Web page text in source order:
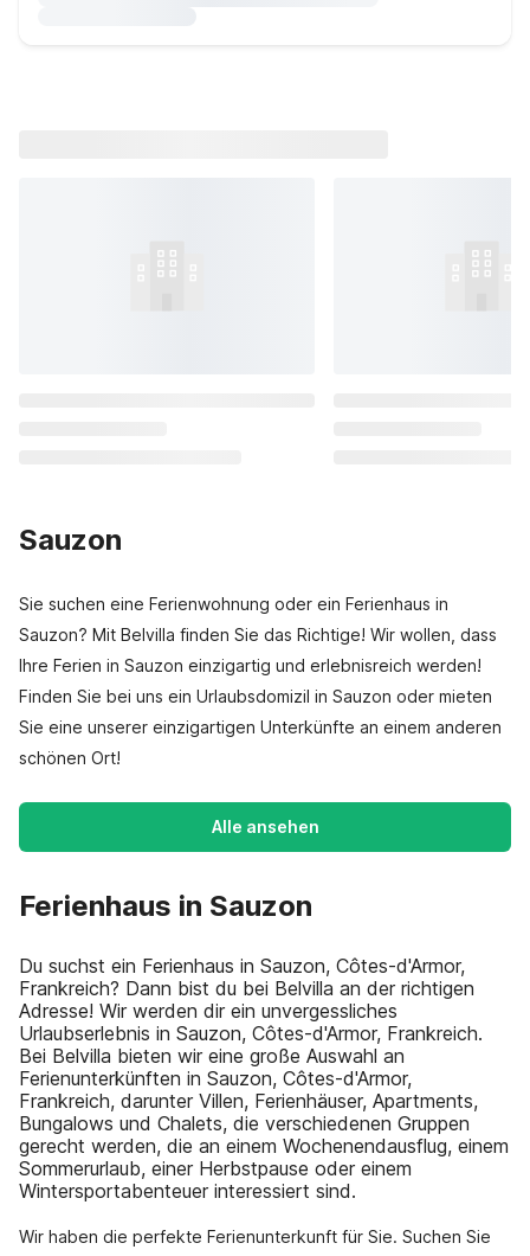
Sauzon
Sie suchen eine Ferienwohnung oder ein Ferienhaus in
Sauzon? Mit Belvilla finden Sie das Richtige! Wir wollen, dass
Ihre Ferien in Sauzon einzigartig und erlebnisreich werden!
Finden Sie bei uns ein Urlaubsdomizil in Sauzon oder mieten
Sie eine unserer einzigartigen Unterkünfte an einem anderen
schönen Ort!
Alle ansehen
Ferienhaus in Sauzon
Du suchst ein Ferienhaus in Sauzon, Côtes-d'Armor,
Frankreich? Dann bist du bei Belvilla an der richtigen
Adresse! Wir werden dir ein unvergessliches
Urlaubserlebnis in Sauzon, Côtes-d'Armor, Frankreich.
Bei Belvilla bieten wir eine große Auswahl an
Ferienunterkünften in Sauzon, Côtes-d'Armor,
Frankreich, darunter Villen, Ferienhäuser, Apartments,
Bungalows und Chalets, die verschiedenen Gruppen
gerecht werden, die an einem Wochenendausflug, einem
Sommerurlaub, einer Herbstpause oder einem
Wintersportabenteuer interessiert sind.
Wir haben die perfekte Ferienunterkunft für Sie. Suchen Sie